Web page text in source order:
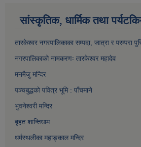
सांस्कृतिक, धार्मिक तथा
तारकेश्वर नगरपालिकाका सम्पद ा, जात्रा र परम्परा
नगरपालिकाको नामकरणः तारकेश्वर महादेव
मनमैजु मन्दिर
पञ्चबुद्धको पवित्र भूमि : पाँचमाने
भुवनेश्वरी मन्दिर
बृहत शान्तिधाम
धर्मस्थलीका महाङ्काल मन्दिर